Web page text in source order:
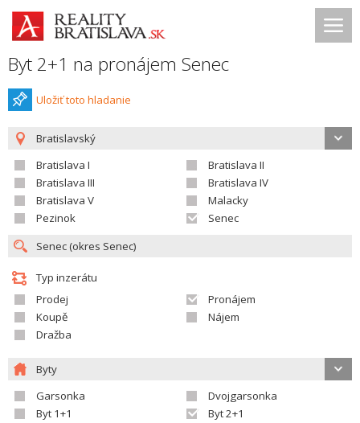
Byt 2+1 na pronájem Senec
Uložiť toto hladanie
Bratislavský
Bratislava I
Bratislava II
Bratislava III
Bratislava IV
Bratislava V
Malacky
Pezinok
Senec
Typ inzerátu
Prodej
Pronájem
Koupě
Nájem
Dražba
Byty
Garsonka
Dvojgarsonka
Byt 1+1
Byt 2+1